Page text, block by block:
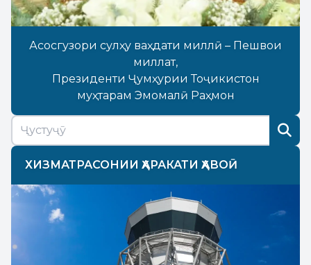
Асосгузори сулҳу ваҳдати миллӣ – Пешвои
миллат,
Президенти Ҷумҳурии Тоҷикистон
муҳтарам Эмомалӣ Раҳмон
ХИЗМАТРАСОНИИ ҲАРАКАТИ ҲАВОӢ